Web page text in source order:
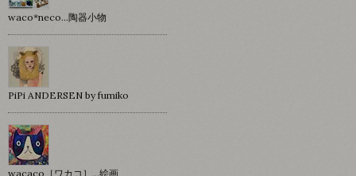
waco*neco...陶器小物
PiPi ANDERSEN by fumiko
wacaco［ワカコ］…絵画